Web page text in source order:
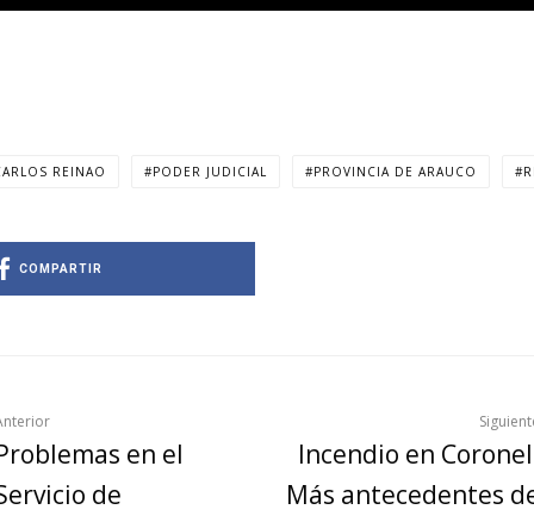
REINAO PODER JUDICIAL PROVINCIA DE ARAUCO
COMPARTIR
en el
de
Incendio en
Más antecedentes